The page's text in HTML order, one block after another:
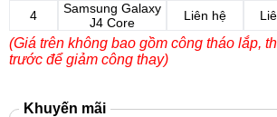
4
Samsung Galaxy
J4 Core
Liên hệ
(Giá trên không bao gồm công tháo lắp,
trước để giảm công thay)
Khuyến mãi